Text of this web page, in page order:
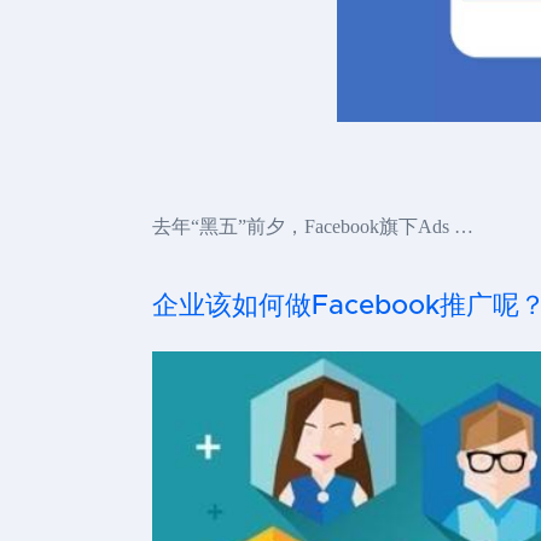
去年“黑五”前夕，Facebook旗下Ads …
企业该如何做Facebook推广呢